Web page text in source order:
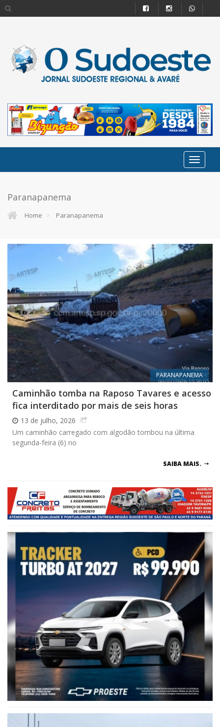
Paranapanema
Home Paranapanema
PARANAPANEMA
Caminhão tomba na Raposo Tavares e acesso
fica interditado por mais de seis horas
13 de julho, 2026
Um caminhão carregado com algodão tombou na última
segunda-feira (6) no
SAIBA MAIS.